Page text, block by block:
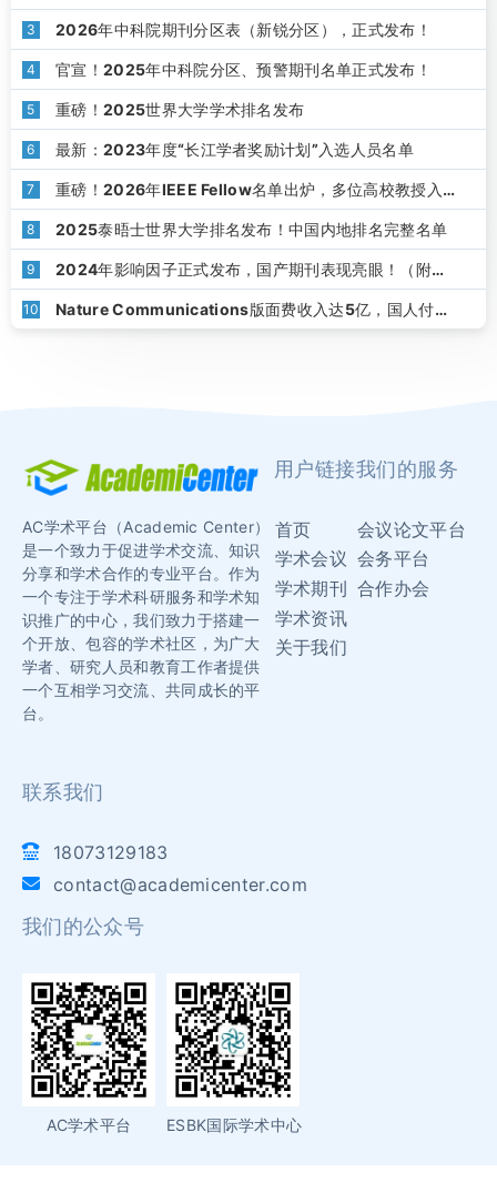
3 2026年中科院期刊分区表（新锐分区），正式发布！
4 官宣！2025年中科院分区、预警期刊名单正式发布！
5 重磅！2025世界大学学术排名发布
6 最新：2023年度“长江学者奖励计划”入选人员名单
7
重磅！2026年IEEE Fellow名单出炉，多位高校教授入
选
8 2025泰晤士世界大学排名发布！中国内地排名完整名单
9
2024年影响因子正式发布，国产期刊表现亮眼！（附下
载）
10
Nature Communications版面费收入达5亿，国人付了
1.8亿！
AC学术平台（Academic Center）
是一个致力于促进学术交流、知识
分享和学术合作的专业平台。作为
一个专注于学术科研服务和学术知
识推广的中心，我们致力于搭建一
个开放、包容的学术社区，为广大
学者、研究人员和教育工作者提供
一个互相学习交流、共同成长的平
台。
用户链接
首页
学术会议
学术期刊
学术资讯
关于我们
我们的服务
会议论文平台
会务平台
合作办会
联系我们
18073129183
contact@academicenter.com
我们的公众号
AC学术平台 ESBK国际学术中心